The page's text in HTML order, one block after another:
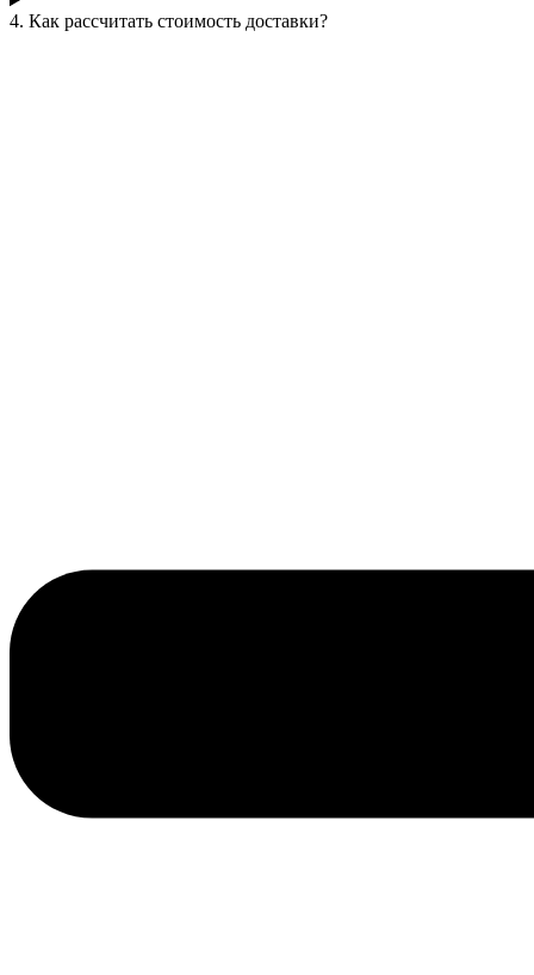
4. Как рассчитать стоимость доставки?